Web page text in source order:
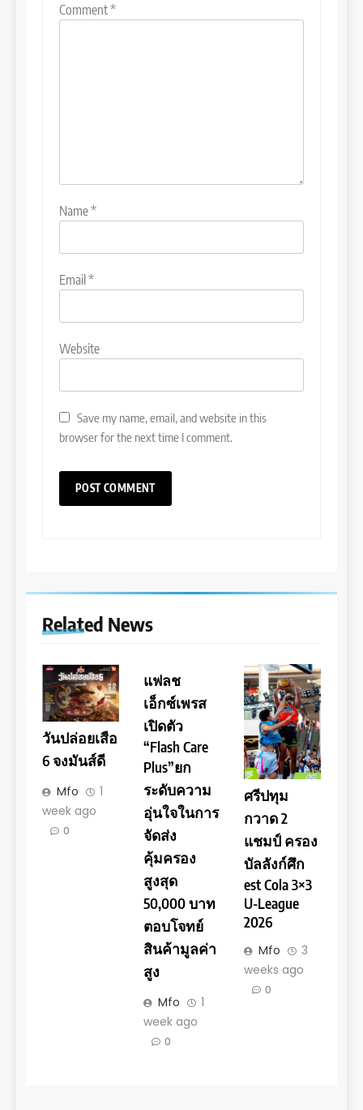
Comment*
Name*
Email*
Website
Save my name, email, and website in this
browser for the next time I comment.
Related News
วันปล่อยเสือ
6 จงมันส์ดี
Mfo
1
week ago
0
แฟลช
เอ็กซ์เพรส
เปิดตัว
“Flash Care
Plus”ยก
ระดับความ
อุ่นใจในการ
จัดส่ง
คุ้มครอง
สูงสุด
50,000 บาท
ตอบโจทย์
สินค้ามูลค่า
สูง
Mfo
1
week ago
0
ศรีปทุม
กวาด 2
แชมป์ ครอง
บัลลังก์ศึก
est Cola 3×3
U-League
2026
Mfo
3
weeks ago
0